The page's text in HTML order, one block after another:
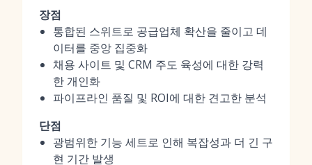
장점
통합된 스위트로 공급업체 확산을 줄이고 데
이터를 중앙 집중화
채용 사이트 및 CRM 주도 육성에 대한 강력
한 개인화
파이프라인 품질 및 ROI에 대한 견고한 분석
단점
광범위한 기능 세트로 인해 복잡성과 더 긴 구
현 기간 발생